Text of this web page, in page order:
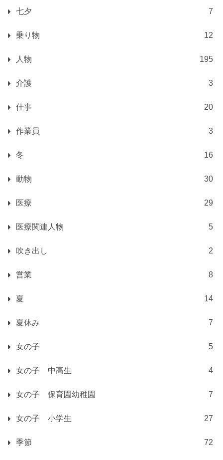
七夕 7
乗り物 12
人物 195
介護 3
仕事 20
作業員 3
冬 16
動物 30
医療 29
医療関連人物 5
吹き出し 2
営業 8
夏 14
夏休み 7
女の子 5
女の子 中高生 4
女の子 保育園幼稚園 7
女の子 小学生 27
季節 72